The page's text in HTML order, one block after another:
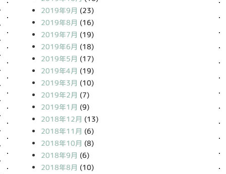
2019年9月 (23)
2019年8月 (16)
2019年7月 (19)
2019年6月 (18)
2019年5月 (17)
2019年4月 (19)
2019年3月 (10)
2019年2月 (7)
2019年1月 (9)
2018年12月 (13)
2018年11月 (6)
2018年10月 (8)
2018年9月 (6)
2018年8月 (10)